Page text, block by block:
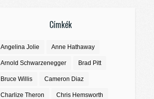
Címkék
Angelina Jolie Anne Hathaway
Arnold Schwarzenegger Brad Pitt
Bruce Willis Cameron Diaz
Charlize Theron Chris Hemsworth